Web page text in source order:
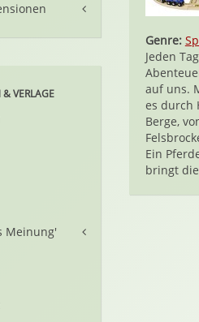
Genre:
Jeden
auf uns.
es durch
Berge,
Ein
bringt
VERLAGE
Meinung'